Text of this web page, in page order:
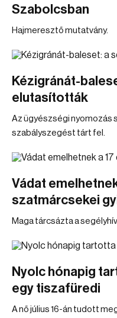
Szabolcsban
Hajmeresztő mutatvány.
Kézigránát-
elutasították
Az ügyészségi nyomozás
szabályszegést tárt fel.
Vádat
szatmárcsekei
Maga tárcsázta a
Nyolc hónapig
egy tiszafüredi
A nő július 16-án tudott